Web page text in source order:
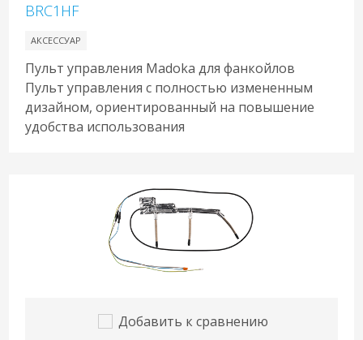
BRC1HF
АКСЕССУАР
Пульт управления Madoka для фанкойлов
Пульт управления с полностью измененным
дизайном, ориентированный на повышение
удобства использования
Добавить к сравнению